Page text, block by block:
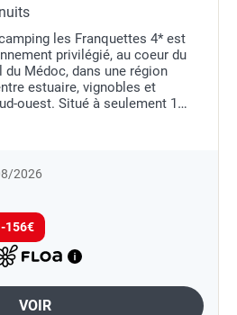
les Franquettes 4* est
privilégié, au coeur du
du Médoc, dans une région
estuaire, vignobles et
ouest. Situé à seulement 18
2026
-156€
VOIR